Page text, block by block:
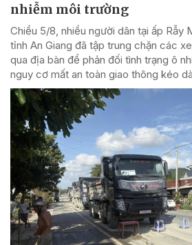
nhiễm môi trường
Chiều 5/8, nhiều người dân tại ấp Rẫy
tỉnh An Giang đã tập trung chặn các
qua địa bàn để phản đối tình trạng ô
nguy cơ mất an toàn giao thông kéo